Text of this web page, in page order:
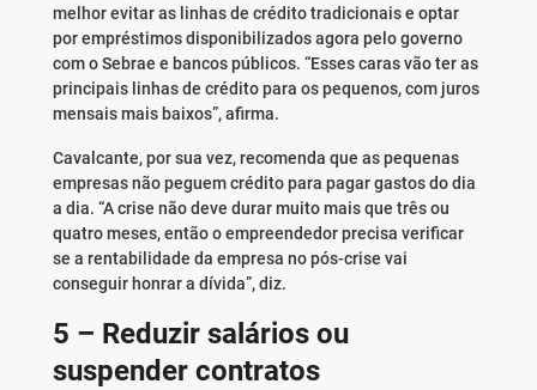
melhor evitar as linhas de crédito tradicionais e optar
por empréstimos disponibilizados agora pelo governo
com o Sebrae e bancos públicos. “Esses caras vão ter as
principais linhas de crédito para os pequenos, com juros
mensais mais baixos”, afirma.
Cavalcante, por sua vez, recomenda que as pequenas
empresas não peguem crédito para pagar gastos do dia
a dia. “A crise não deve durar muito mais que três ou
quatro meses, então o empreendedor precisa verificar
se a rentabilidade da empresa no pós-crise vai
conseguir honrar a dívida”, diz.
5 – Reduzir salários ou
suspender contratos